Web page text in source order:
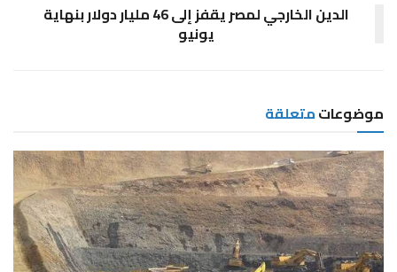
الدين الخارجي لمصر يقفز إلى 46 مليار دولار بنهاية
يونيو
موضوعاتمتعلقة